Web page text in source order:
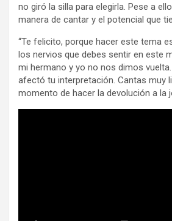
no giró la silla para elegirla. Pese a
manera de cantar y el potencial que
“Te felicito, porque hacer este tema
los nervios que debes sentir en este
mi hermano y yo no nos dimos
afectó tu interpretación. Cantas muy
momento de hacer la devolución a la